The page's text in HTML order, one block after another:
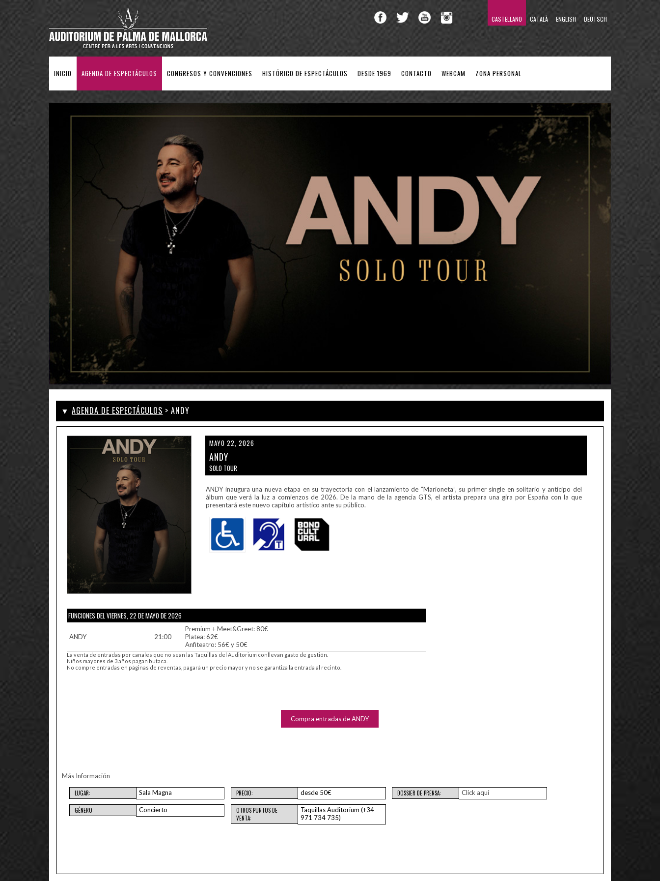
CASTELLANO CATALÀ ENGLISH DEUTSCH
INICIO AGENDA DE ESPECTÁCULOS CONGRESOS Y CONVENCIONES HISTÓRICO DE ESPECTÁCULOS DESDE 1969 CONTACTO WEBCAM ZONA PERSONAL
▼AGENDA DE ESPECTÁCULOS > ANDY
MAYO 22, 2026
ANDY
SOLO TOUR
ANDY inaugura una nueva etapa en su trayectoria con el lanzamiento de “Marioneta”, su primer single en solitario y anticipo del
álbum que verá la luz a comienzos de 2026. De la mano de la agencia GTS, el artista prepara una gira por España con la que
presentará este nuevo capítulo artístico ante su público.
FUNCIONES DEL VIERNES, 22 DE MAYO DE 2026
ANDY 21:00
Premium + Meet&Greet: 80€
Platea: 62€
Anfiteatro: 56€ y 50€
La venta de entradas por canales que no sean las Taquillas del Auditorium conllevan gasto de gestión.
Niños mayores de 3 años pagan butaca.
No compre entradas en páginas de reventas, pagará un precio mayor y no se garantiza la entrada al recinto.
Compra entradas de ANDY
Más Información
LUGAR: Sala Magna
GÉNERO: Concierto
PRECIO: desde 50€
OTROS PUNTOS DE
VENTA:
Taquillas Auditorium (+34
971 734 735)
DOSSIER DE PRENSA: Click aquí